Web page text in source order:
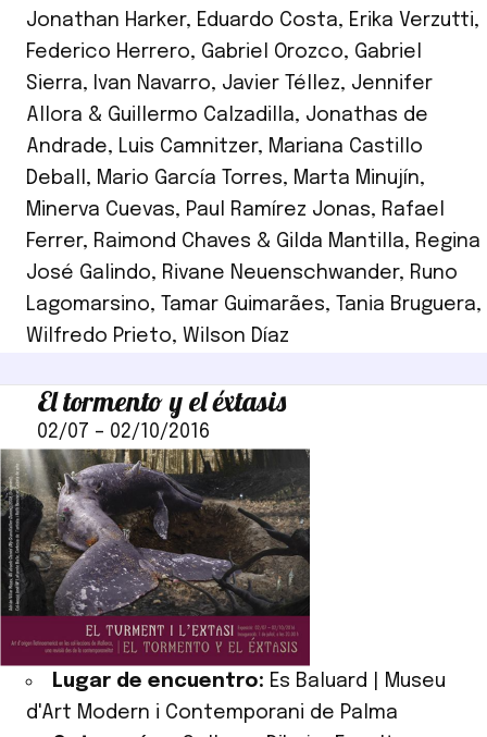
Jonathan Harker, Eduardo Costa, Erika Verzutti,
Federico Herrero, Gabriel Orozco, Gabriel
Sierra, Ivan Navarro, Javier Téllez, Jennifer
Allora & Guillermo Calzadilla, Jonathas de
Andrade, Luis Camnitzer, Mariana Castillo
Deball , Mario García Torres, Marta Minujín,
Minerva Cuevas, Paul Ramírez Jonas, Rafael
Ferrer, Raimond Chaves & Gilda Mantilla, Regina
José Galindo, Rivane Neuenschwander, Runo
Lagomarsino, Tamar Guimarães, Tania Bruguera,
Wilfredo Prieto, Wilson Díaz
El tormento y el éxtasis
02/07 – 02/10/2016
Lugar de encuentro: Es Baluard | Museu
d'Art Modern i Contemporani de Palma